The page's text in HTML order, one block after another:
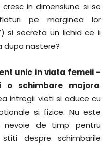
in dimensiune si se
pe marginea lor
si secreta un lichid ce ii
dupa nastere?
unic in viata femeii –
schimbare majora.
intregii vieti si aduce cu
si fizice. Nu este
de timp pentru
despre schimbarile